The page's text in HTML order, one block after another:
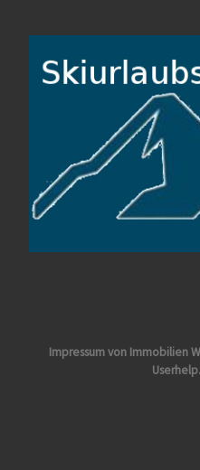
Impressum von Immobilien